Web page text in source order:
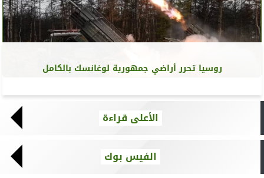
روسيا تحرر أراضي جمهورية لوغانسك بالكامل
الأعلى قراءة
الفيس بوك